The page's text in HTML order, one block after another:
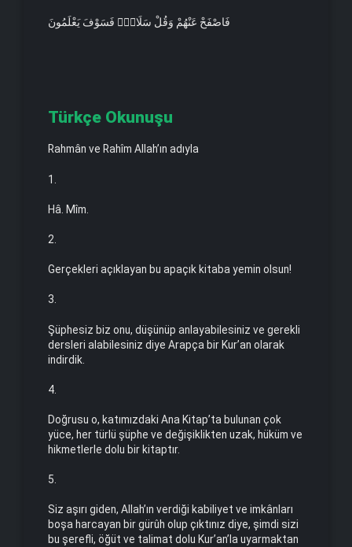
فَاصْفَحْ عَنْهُمْ وَقُلْ سَلَامٌۜ فَسَوْفَ يَعْلَمُونَ
Türkçe Okunuşu
Rahmân ve Rahîm Allah’ın adıyla
1.
Hâ. Mîm.
2.
Gerçekleri açıklayan bu apaçık kitaba yemin olsun!
3.
Şüphesiz biz onu, düşünüp anlayabilesiniz ve gerekli
dersleri alabilesiniz diye Arapça bir Kur’an olarak
indirdik.
4.
Doğrusu o, katımızdaki Ana Kitap’ta bulunan çok
yüce, her türlü şüphe ve değişiklikten uzak, hüküm ve
hikmetlerle dolu bir kitaptır.
5.
Siz aşırı giden, Allah’ın verdiği kabiliyet ve imkânları
boşa harcayan bir gürûh olup çıktınız diye, şimdi sizi
bu şerefli, öğüt ve talimat dolu Kur’an’la uyarmaktan